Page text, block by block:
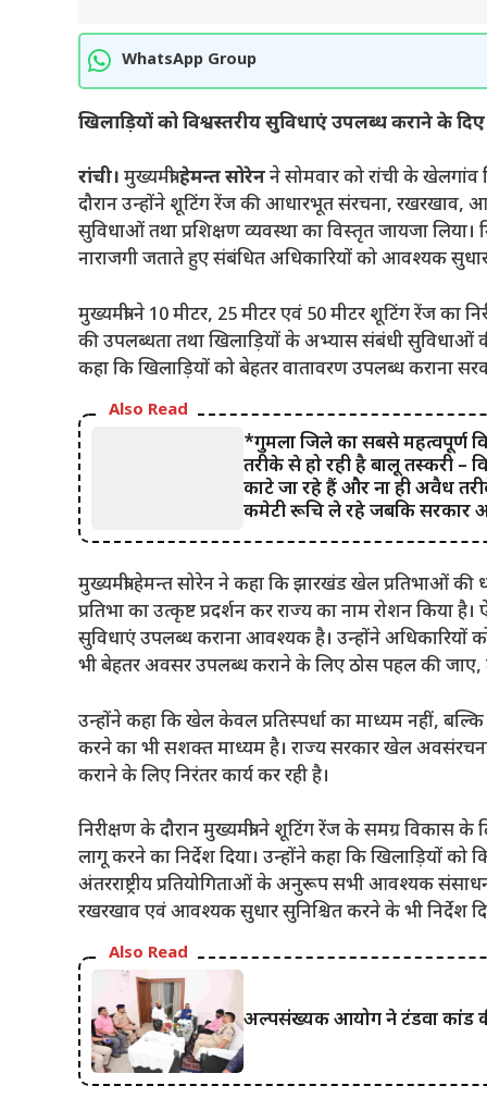
WhatsApp Group
खिलाड़ियों को विश्वस्तरीय सुविधाएं उपलब्ध कराने के
रांची। मुख्यमंत्रीहेमन्त सोरेनने सोमवार को रांची के खेलगांव
दौरान उन्होंने शूटिंग रेंज की आधारभूत संरचना, रखरखाव,
सुविधाओं तथा प्रशिक्षण व्यवस्था का विस्तृत जायजा लिया।
नाराजगी जताते हुए संबंधित अधिकारियों को आवश्यक
मुख्यमंत्री ने 10 मीटर, 25 मीटर एवं 50 मीटर शूटिंग रेंज का
की उपलब्धता तथा खिलाड़ियों के अभ्यास संबंधी सुविधाओं
कहा कि खिलाड़ियों को बेहतर वातावरण उपलब्ध कराना
Also Read
*गुमला जिले का सबसे महत्वपूर्ण
तरीके से हो रही है बालू तस्करी –
काटे जा रहे हैं और ना ही अवैध
कमेटी रूचि ले रहे जबकि सरकार
मुख्यमंत्री हेमन्त सोरेन ने कहा कि झारखंड खेल प्रतिभाओं की
प्रतिभा का उत्कृष्ट प्रदर्शन कर राज्य का नाम रोशन किया
सुविधाएं उपलब्ध कराना आवश्यक है। उन्होंने अधिकारियों को
भी बेहतर अवसर उपलब्ध कराने के लिए ठोस पहल की जाए,
उन्होंने कहा कि खेल केवल प्रतिस्पर्धा का माध्यम नहीं,
करने का भी सशक्त माध्यम है। राज्य सरकार खेल
कराने के लिए निरंतर कार्य कर रही है।
निरीक्षण के दौरान मुख्यमंत्री ने शूटिंग रेंज के समग्र विकास
लागू करने का निर्देश दिया। उन्होंने कहा कि खिलाड़ियों को
अंतरराष्ट्रीय प्रतियोगिताओं के अनुरूप सभी आवश्यक
रखरखाव एवं आवश्यक सुधार सुनिश्चित करने के भी निर्देश
Also Read
अल्पसंख्यक आयोग ने टंडवा कांड की